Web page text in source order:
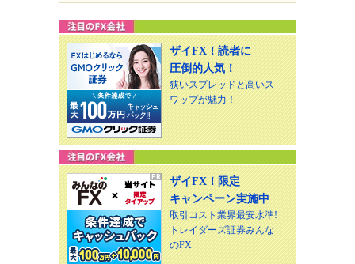
ザイFX！読者に
圧倒的人気！
狭いスプレッドと高いス
ワップが魅力！
ザイFX！限定
キャンペーン実施中
取引コスト業界最安水準!
トレイダーズ証券みんな
のFX